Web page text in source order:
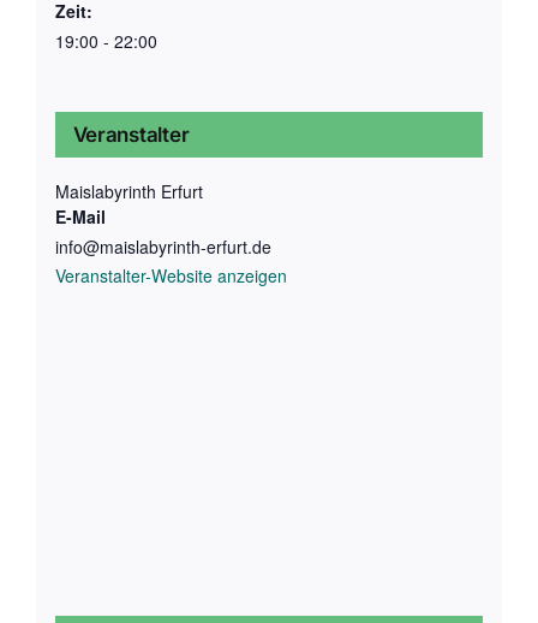
Zeit:
19:00 - 22:00
Veranstalter
Maislabyrinth Erfurt
E-Mail
info@maislabyrinth-erfurt.de
Veranstalter-Website anzeigen